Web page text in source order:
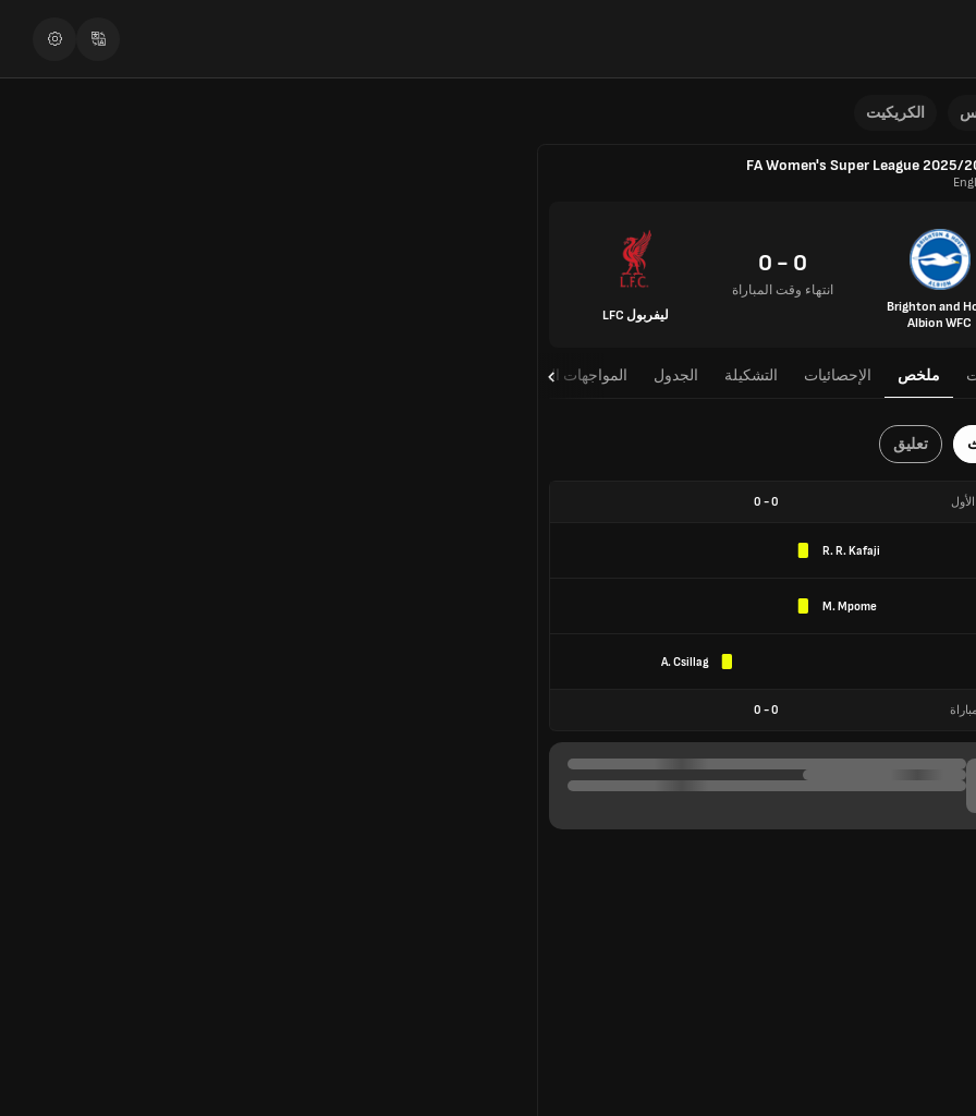
الكريكيت
FA Women's Super League 2025/
Brighton and
Albion WFC
0 - 0
انتهاء وقت المباراة
ليفربول LFC
ملخص الإحصائيات التشكيلة الجدول المواجهات المباشرة
تعليق
0
-
0
R. R. Kafaji
M. Mpome
A. Csillag
0
-
0